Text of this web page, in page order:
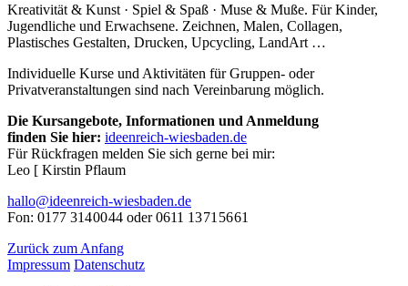
Kreativität & Kunst · Spiel & Spaß · Muse & Muße. Für Kinder,
Jugendliche und Erwachsene. Zeichnen, Malen, Collagen,
Plastisches Gestalten, Drucken, Upcycling, LandArt …
Individuelle Kurse und Aktivitäten für Gruppen- oder
Privatveranstaltungen sind nach Vereinbarung möglich.
Die Kursangebote, Informationen und Anmeldung
finden Sie hier: ideenreich-wiesbaden.de
Für Rückfragen melden Sie sich gerne bei mir:
Leo [ Kirstin Pflaum
hallo@ideenreich-wiesbaden.de
Fon: 0177 314 00 44 oder 0611 13 71 56 61
Zurück zum Anfang
Impressum Datenschutz